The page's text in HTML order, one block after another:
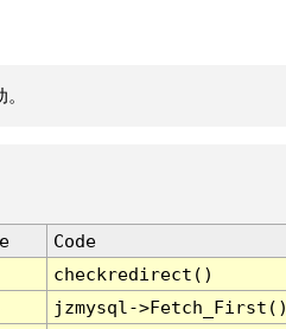
Code
checkredirect()
jzmysql-